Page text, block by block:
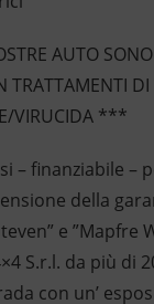
AUTO SONO
TRATTAMENTI
VIRUCIDA ***
– finanziabile –
della
e ”Mapfre
S.r.l. da più di
con un’